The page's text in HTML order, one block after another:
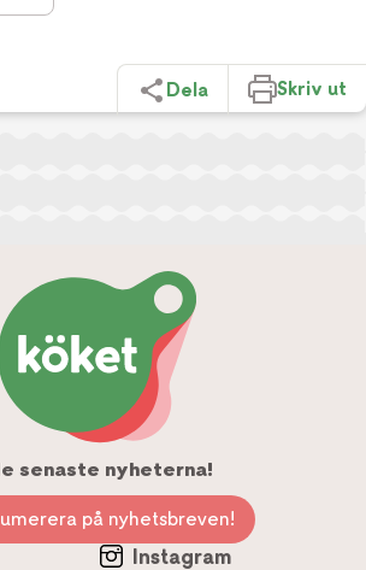
Dela Skriv ut
senaste nyheterna!
på nyhetsbreven!
Instagram